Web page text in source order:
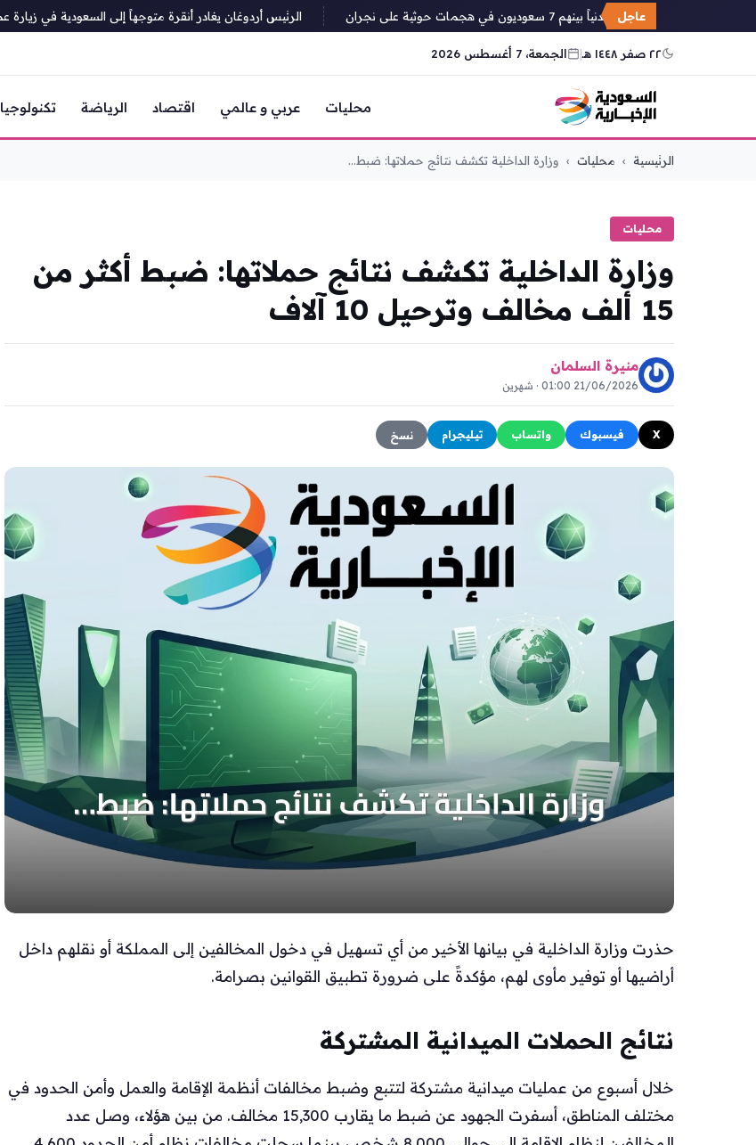
عاجلإصابة 11 مدنياً بينهم 7 سعوديون في هجمات حوثية على نجران الرئيس أردوغان يغادر أنقرة متوجهاً إلى السعودية في زيارة عمل
٢٢ صفر ١٤٤٨ هـ | الجمعة، 7 أغسطس 2026
محليات عربي و عالمي اقتصاد الرياضة تكنولوجيا
الرئيسية › محليات › وزارة الداخلية تكشف نتائج حملاتها: ضبط...
محليات
وزارة الداخلية تكشف نتائج حملاتها: ضبط أكثر من
15 ألف مخالف وترحيل 10 آلاف
منيرة السلمان
21/06/2026 01:00 · شهرين
X فيسبوك واتساب تيليجرام نسخ
حذرت وزارة الداخلية في بيانها الأخير من أي تسهيل في دخول المخالفين إلى المملكة أو نقلهم داخل
أراضيها أو توفير مأوى لهم، مؤكدةً على ضرورة تطبيق القوانين بصرامة.
نتائج الحملات الميدانية المشتركة
خلال أسبوع من عمليات ميدانية مشتركة لتتبع وضبط مخالفات أنظمة الإقامة والعمل وأمن الحدود في
مختلف المناطق، أسفرت الجهود عن ضبط ما يقارب 15,300 مخالف. من بين هؤلاء، وصل عدد